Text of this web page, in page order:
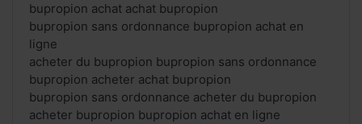
bupropion achat achat bupropion
bupropion sans ordonnance bupropion achat en
ligne
acheter du bupropion bupropion sans ordonnance
bupropion acheter achat bupropion
bupropion sans ordonnance acheter du bupropion
acheter bupropion bupropion achat en ligne